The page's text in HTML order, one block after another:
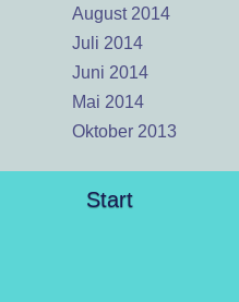
August 2014
Juli 2014
Juni 2014
Mai 2014
Oktober 2013
Start